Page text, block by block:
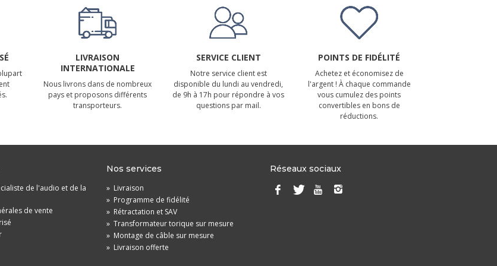
LIVRAISON
INTERNATIONALE
Nous livrons dans de nombreux
pays et proposons différents
transporteurs.
SERVICE CLIENT
Notre service client est
disponible du lundi au vendredi,
de 9h à 17h pour répondre à vos
questions par mail.
POINTS DE FIDÉLITÉ
Achetez et économisez de
l'argent ! À chaque commande
vous cumulez des points
convertibles en bons de
réductions.
de l'audio et de la
de vente
Nos services
» Livraison
» Programme de fidélité
» Rétractation et SAV
» Transformateur torique sur mesure
» Montage de câble sur mesure
» Livraison offerte
Réseaux sociaux